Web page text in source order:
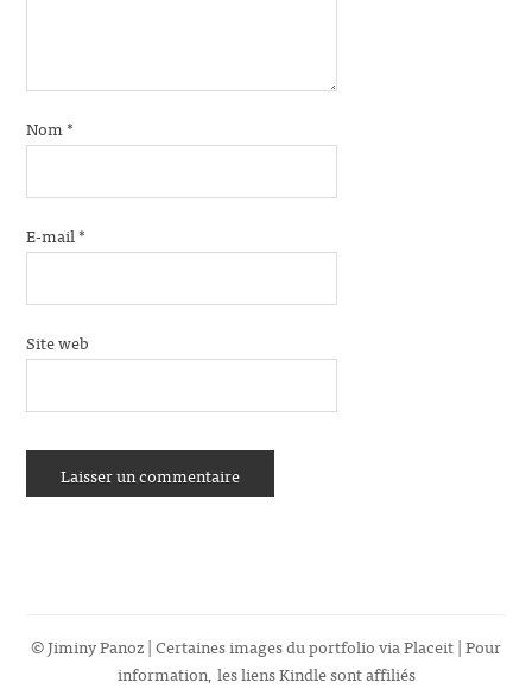
Nom*
E-mail*
Site web
© Jiminy Panoz | Certaines images du portfolio viaPlaceit| Pour
information, les liens Kindle sont affiliés